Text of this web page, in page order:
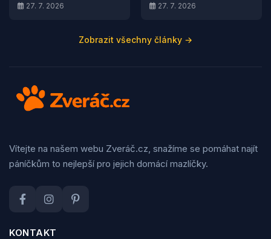
27. 7. 2026 27. 7. 2026
Zobrazit všechny články →
Vítejte na našem webu Zveráč.cz, snažíme se pomáhat najít
páníčkům to nejlepší pro jejich domácí mazlíčky.
KONTAKT